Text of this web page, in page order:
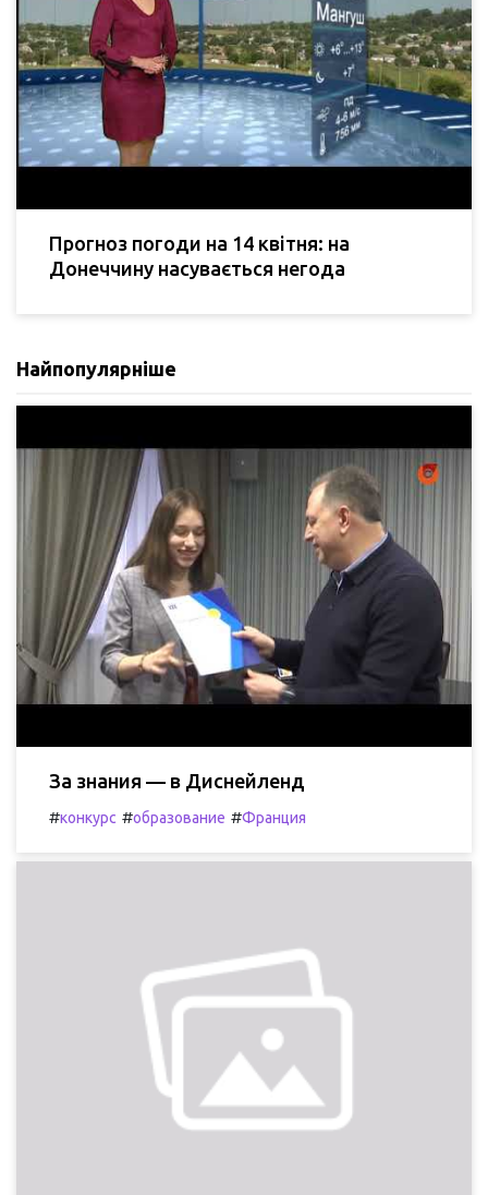
Прогноз погоди на 14 квітня: на
Донеччину насувається негода
Найпопулярніше
За знания — в Диснейленд
#конкурс #образование #Франция